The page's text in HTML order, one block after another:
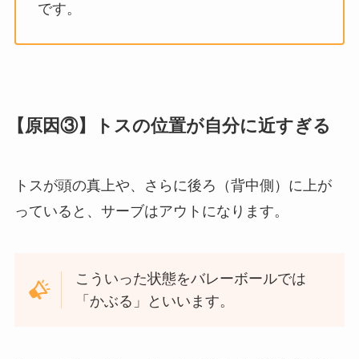
です。
【原因③】トスの位置が自分に近すぎる
トスが頭の真上や、さらに後ろ（背中側）に上が
っていると、サーブはアウトになります。
こういった状態をバレーボールでは
「かぶる」といいます。